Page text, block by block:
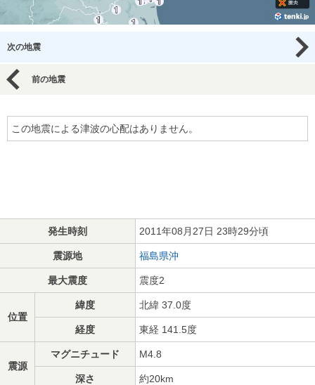
次の地震
前の地震
この地震による津波の心配はありません。
発生時刻 2011年08月27日 23時29分頃
震源地 福島県沖
最大震度 震度2
位置
緯度 北緯 37.0度
経度 東経 141.5度
震源
マグニチュード M4.8
深さ 約20km